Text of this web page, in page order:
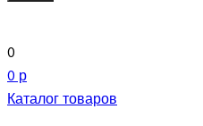
0
0 р
Каталог товаров